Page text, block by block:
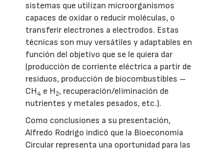
sistemas que utilizan microorganismos
capaces de oxidar o reducir moléculas, o
transferir electrones a electrodos. Estas
técnicas son muy versátiles y adaptables en
función del objetivo que se le quiera dar
(producción de corriente eléctrica a partir de
residuos, producción de biocombustibles –
CH4 e H2, recuperación/eliminación de
nutrientes y metales pesados, etc.).
Como conclusiones a su presentación,
Alfredo Rodrigo indicó que la Bioeconomía
Circular representa una oportunidad para las